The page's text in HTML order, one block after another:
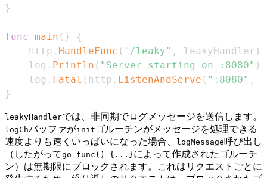
}
func main ( )
{
	http
. HandleFunc ( "/leaky" , leakyHandler )
	log
. Println ( "Server starting on :8080" )
	log
. Fatal ( http . ListenAndServe ( ":8080" ,
}
leakyHandlerでは、非同期でログメッセージを送信します。
logChバッファがinit ゴルーチンがメッセージを処理できる
速度よりも速くいっぱいになった場合、
logMessage呼び出し
（したがってgo func() {...}によって作成されたゴルーチ
ン）は無期限にブロックされます。これはリクエストごとに